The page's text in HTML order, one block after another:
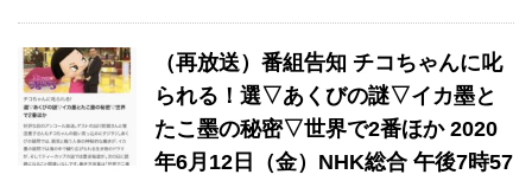
（再放送）番組告知 チコちゃんに叱
られる！選▽あくびの謎▽イカ墨と
たこ墨の秘密▽世界で2番ほか 2020
年6月12日（金）NHK総合 午後7時57